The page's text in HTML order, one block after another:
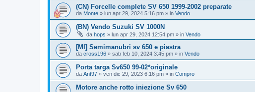
(CN) Forcelle complete SV 650 1999-2002 preparate
da Monte » lun apr 29, 2024 5:16 pm » in Vendo
(BN) Vendo Suzuki SV 1000N
da hops » lun apr 29, 2024 12:54 pm » in Vendo
[MI] Semimanubri sv 650 e piastra
da cross196 » sab feb 10, 2024 3:45 pm » in Vendo
Porta targa Sv650 99-02*originale
da Ant97 » ven dic 29, 2023 6:16 pm » in Compro
Motore anche rotto iniezione Sv 650